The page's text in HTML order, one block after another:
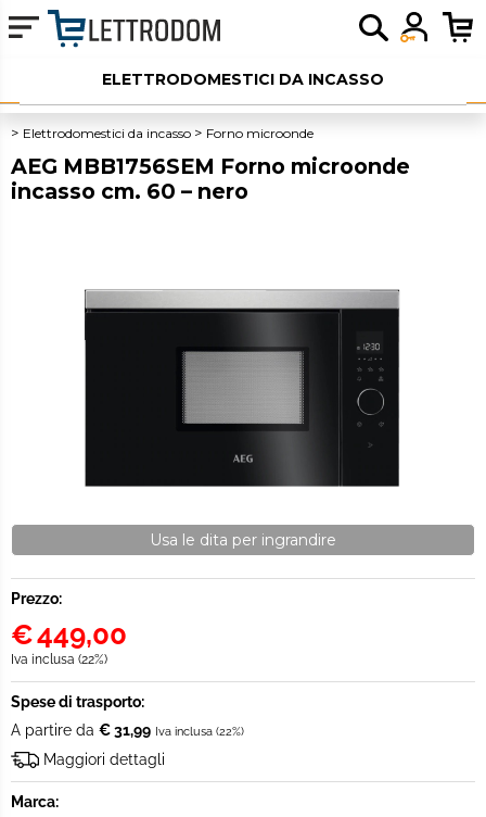
ELETTRODOMESTICI DA INCASSO
ELETTRODOMESTICI LIBERA INSTALLAZIONE
PICCOLI ELETTRODOMESTICI
OUTLET
Elettrodomestici da incasso Forno microonde
AEG MBB1756SEM Forno microonde
incasso cm. 60 – nero
Usa le dita per ingrandire
Prezzo:
€449,00
Iva inclusa (22%)
Spese di trasporto:
A partire da € 31,99 Iva inclusa (22%)
Maggiori dettagli
Marca: